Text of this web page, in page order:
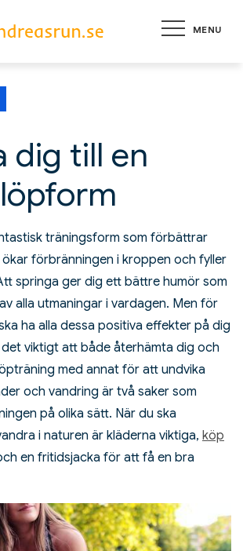
MENU
Allt du behöver veta
dig till en
träningsform som förbättrar
förbränningen i kroppen och fyller
springa ger dig ett bättre humör som
alla utmaningar i vardagen. Men för
ha alla dessa positiva effekter på dig
viktigt att både återhämta dig och
med annat för att undvika
och vandring är två saker som
på olika sätt. När du ska
i naturen är kläderna viktiga, köp
en fritidsjacka för att få en bra